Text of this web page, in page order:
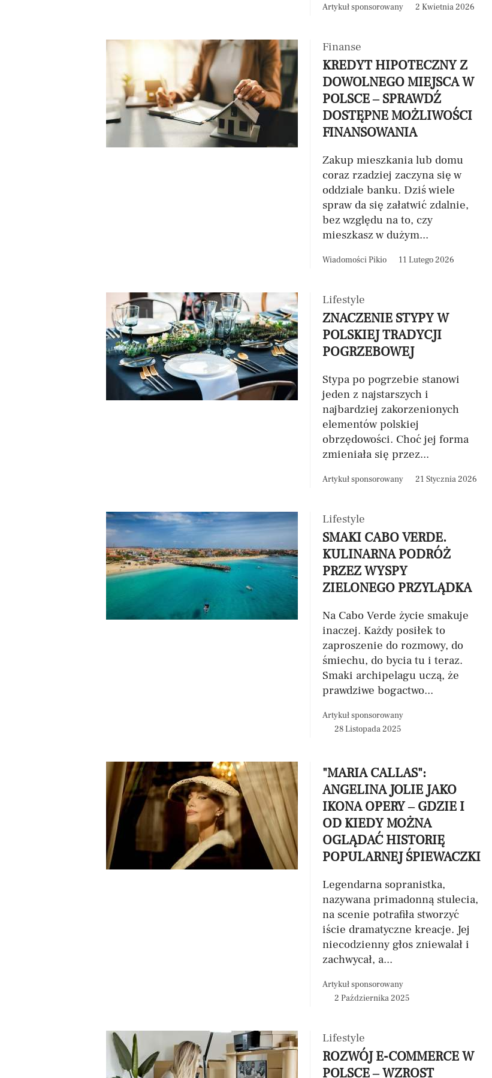
Artykuł sponsorowany 2 Kwietnia 2026
Finanse
KREDYT HIPOTECZNY Z
DOWOLNEGO MIEJSCA W
POLSCE – SPRAWDŹ
DOSTĘPNE MOŻLIWOŚCI
FINANSOWANIA
Zakup mieszkania lub domu
coraz rzadziej zaczyna się w
oddziale banku. Dziś wiele
spraw da się załatwić zdalnie,
bez względu na to, czy
mieszkasz w dużym...
Wiadomości Pikio 11 Lutego 2026
Lifestyle
ZNACZENIE STYPY W
POLSKIEJ TRADYCJI
POGRZEBOWEJ
Stypa po pogrzebie stanowi
jeden z najstarszych i
najbardziej zakorzenionych
elementów polskiej
obrzędowości. Choć jej forma
zmieniała się przez...
Artykuł sponsorowany 21 Stycznia 2026
Lifestyle
SMAKI CABO VERDE.
KULINARNA PODRÓŻ
PRZEZ WYSPY
ZIELONEGO PRZYLĄDKA
Na Cabo Verde życie smakuje
inaczej. Każdy posiłek to
zaproszenie do rozmowy, do
śmiechu, do bycia tu i teraz.
Smaki archipelagu uczą, że
prawdziwe bogactwo...
Artykuł sponsorowany
28 Listopada 2025
"MARIA CALLAS":
ANGELINA JOLIE JAKO
IKONA OPERY – GDZIE I
OD KIEDY MOŻNA
OGLĄDAĆ HISTORIĘ
POPULARNEJ ŚPIEWACZKI
Legendarna sopranistka,
nazywana primadonną stulecia,
na scenie potrafiła stworzyć
iście dramatyczne kreacje. Jej
niecodzienny głos zniewalał i
zachwycał, a...
Artykuł sponsorowany
2 Października 2025
Lifestyle
ROZWÓJ E-COMMERCE W
POLSCE – WZROST